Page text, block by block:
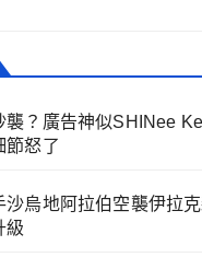
襲？廣告神似SHINee
怒了
烏地阿拉伯空襲伊拉克
級